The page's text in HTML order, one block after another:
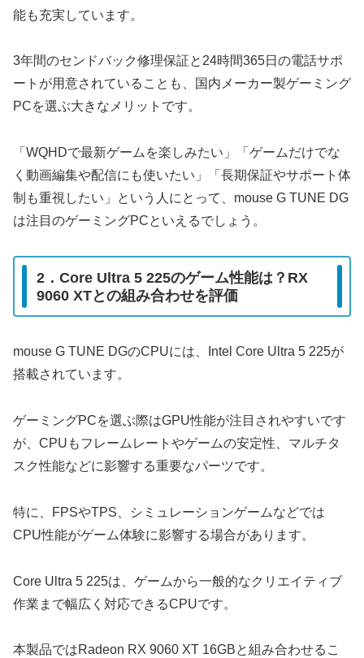
能も充実しています。
3年間のセンドバック修理保証と24時間365日の電話サポ
ートが用意されていることも、国内メーカー製ゲーミング
PCを選ぶ大きなメリットです。
「WQHDで最新ゲームを楽しみたい」「ゲームだけでな
く動画編集や配信にも使いたい」「長期保証やサポート体
制も重視したい」という人にとって、mouse G TUNE DG
は注目のゲーミングPCといえるでしょう。
2．Core Ultra 5 225のゲーム性能は？RX
9060 XTとの組み合わせを評価
mouse G TUNE DGのCPUには、Intel Core Ultra 5 225が
搭載されています。
ゲーミングPCを選ぶ際はGPU性能が注目されやすいです
が、CPUもフレームレートやゲームの安定性、マルチタ
スク性能などに影響する重要なパーツです。
特に、FPSやTPS、シミュレーションゲームなどでは
CPU性能がゲーム体験に影響する場合があります。
Core Ultra 5 225は、ゲームから一般的なクリエイティブ
作業まで幅広く対応できるCPUです。
本製品ではRadeon RX 9060 XT 16GBと組み合わせるこ